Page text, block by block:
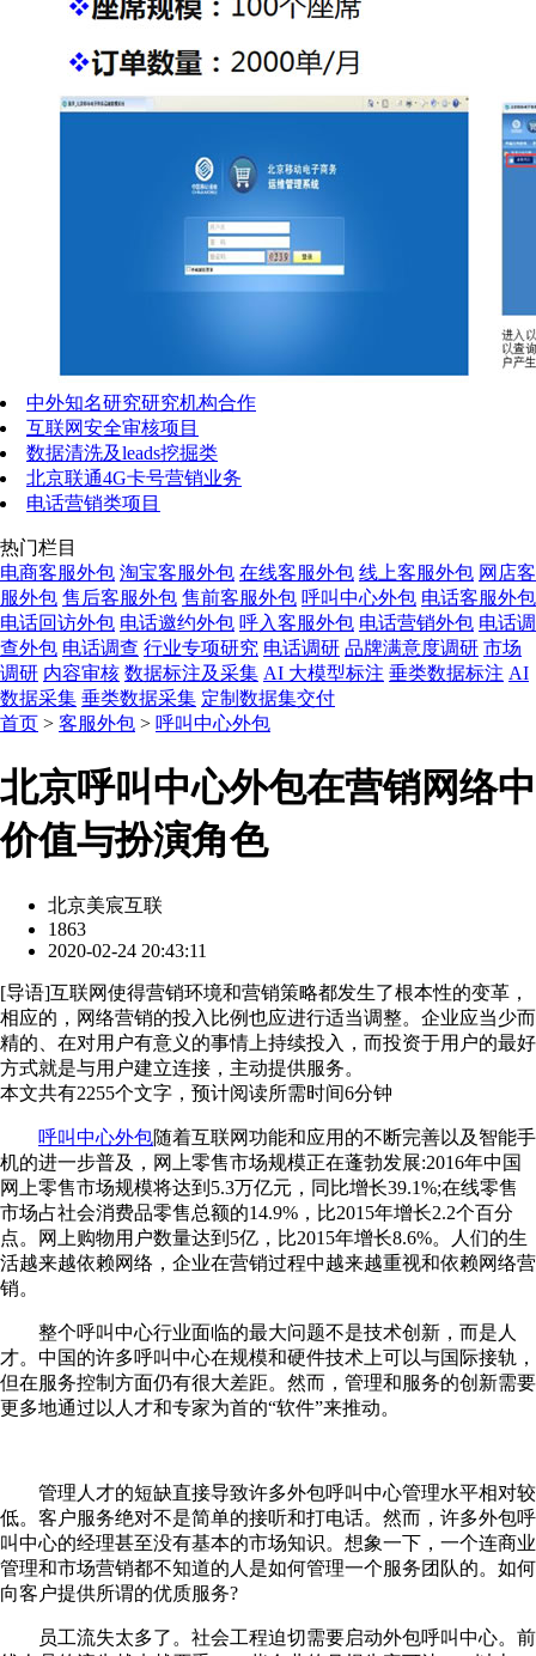
中外知名研究研究机构合作
互联网安全审核项目
数据清洗及leads挖掘类
北京联通4G卡号营销业务
电话营销类项目
热门栏目
电商客服外包 淘宝客服外包 在线客服外包 线上客服外包 网店客
服外包 售后客服外包 售前客服外包 呼叫中心外包 电话客服外包
电话回访外包 电话邀约外包 呼入客服外包 电话营销外包 电话调
查外包 电话调查 行业专项研究 电话调研 品牌满意度调研 市场
调研 内容审核 数据标注及采集 AI 大模型标注 垂类数据标注 AI
数据采集 垂类数据采集 定制数据集交付
首页 > 客服外包 > 呼叫中心外包
北京呼叫中心外包在营销网络中
价值与扮演角色
北京美宸互联
1863
2020-02-24 20:43:11
[导语]互联网使得营销环境和营销策略都发生了根本性的变革，
相应的，网络营销的投入比例也应进行适当调整。企业应当少而
精的、在对用户有意义的事情上持续投入，而投资于用户的最好
方式就是与用户建立连接，主动提供服务。
本文共有2255个文字，预计阅读所需时间6分钟
呼叫中心外包随着互联网功能和应用的不断完善以及智能手
机的进一步普及，网上零售市场规模正在蓬勃发展:2016年中国
网上零售市场规模将达到5.3万亿元，同比增长39.1%;在线零售
市场占社会消费品零售总额的14.9%，比2015年增长2.2个百分
点。网上购物用户数量达到5亿，比2015年增长8.6%。人们的生
活越来越依赖网络，企业在营销过程中越来越重视和依赖网络营
销。
整个呼叫中心行业面临的最大问题不是技术创新，而是人
才。中国的许多呼叫中心在规模和硬件技术上可以与国际接轨，
但在服务控制方面仍有很大差距。然而，管理和服务的创新需要
更多地通过以人才和专家为首的“软件”来推动。
管理人才的短缺直接导致许多外包呼叫中心管理水平相对较
低。客户服务绝对不是简单的接听和打电话。然而，许多外包呼
叫中心的经理甚至没有基本的市场知识。想象一下，一个连商业
管理和市场营销都不知道的人是如何管理一个服务团队的。如何
向客户提供所谓的优质服务?
员工流失太多了。社会工程迫切需要启动外包呼叫中心。前